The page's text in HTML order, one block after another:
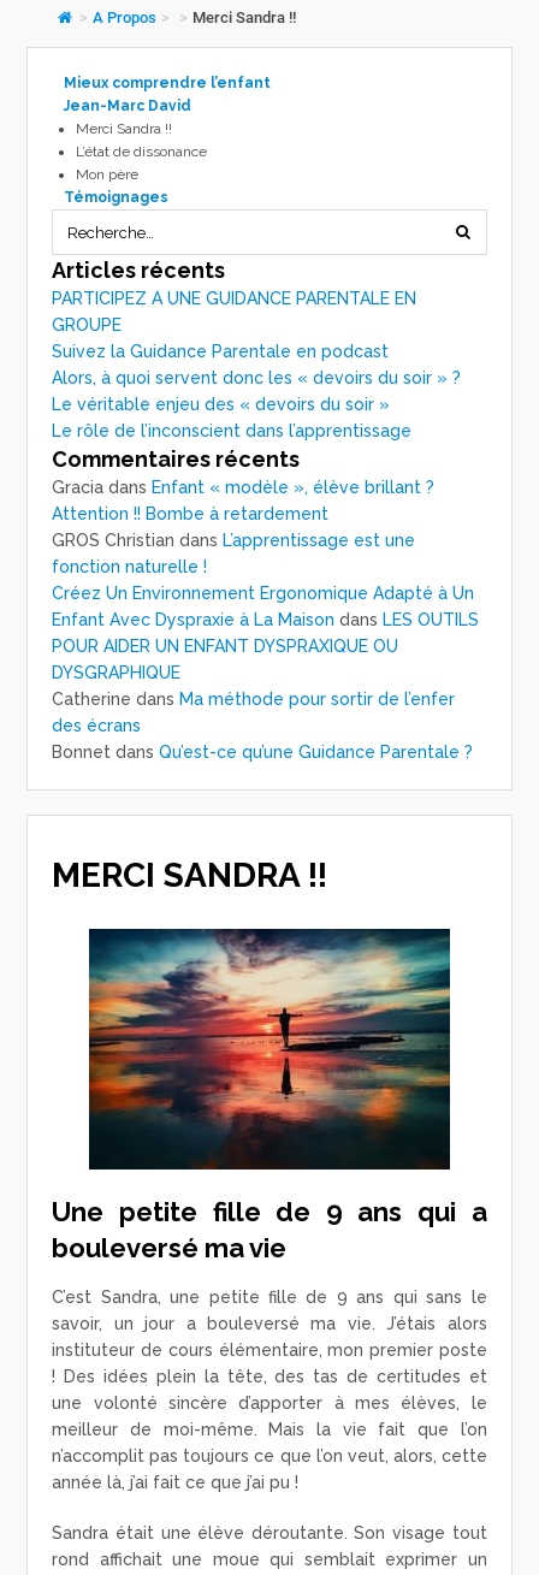
> A Propos > > Merci Sandra !!
Mieux comprendre l’enfant
Jean-Marc David
Merci Sandra !!
L’état de dissonance
Mon père
Témoignages
Articles récents
PARTICIPEZ A UNE GUIDANCE PARENTALE EN
GROUPE
Suivez la Guidance Parentale en podcast
Alors, à quoi servent donc les « devoirs du soir » ?
Le véritable enjeu des « devoirs du soir »
Le rôle de l’inconscient dans l’apprentissage
Commentaires récents
Gracia dans Enfant « modèle », élève brillant ?
Attention !! Bombe à retardement
GROS Christian dans L’apprentissage est une
fonction naturelle !
Créez Un Environnement Ergonomique Adapté à Un
Enfant Avec Dyspraxie à La Maison dans LES OUTILS
POUR AIDER UN ENFANT DYSPRAXIQUE OU
DYSGRAPHIQUE
Catherine dans Ma méthode pour sortir de l’enfer
des écrans
Bonnet dansQu’est-ce qu’une Guidance Parentale ?
MERCI SANDRA !!
Une petite fille de 9 ans qui a
bouleversé ma vie
C’est Sandra, une petite fille de 9 ans qui sans le
savoir, un jour a bouleversé ma vie. J’étais alors
instituteur de cours élémentaire, mon premier poste
! Des idées plein la tête, des tas de certitudes et
une volonté sincère d’apporter à mes élèves, le
meilleur de moi-même. Mais la vie fait que l’on
n’accomplit pas toujours ce que l’on veut, alors, cette
année là, j’ai fait ce que j’ai pu !
Sandra était une élève déroutante. Son visage tout
rond affichait une moue qui semblait exprimer un